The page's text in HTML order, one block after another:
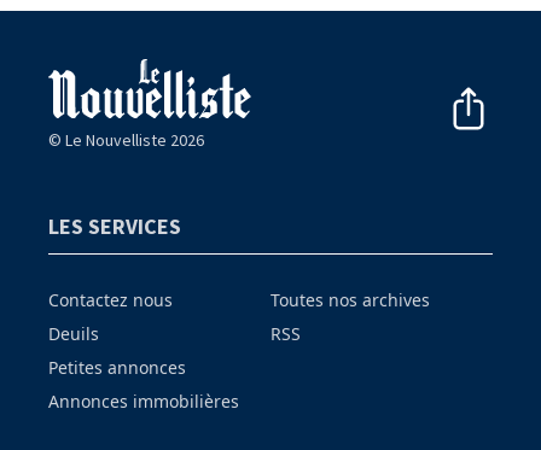
© Le Nouvelliste 2026
LES SERVICES
Contactez nous
Deuils
Petites annonces
Annonces immobilières
Toutes nos archives
RSS